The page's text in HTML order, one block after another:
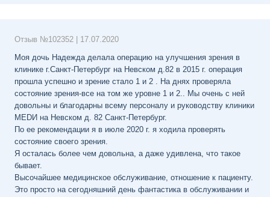
Отзыв №102352
17.07.2020
Моя дочь Надежда делала операцию на улучшения зрения в
клинике г.Санкт-Петербург на Невском д.82 в 2015 г. операция
прошла успешно и зрение стало 1 и 2 . На днях проверяла
состояние зрения-все на том же уровне 1 и 2.. Мы очень с ней
довольны и благодарны всему персоналу и руководству клиники
MЕDИ на Невском д. 82 Санкт-Петербург.
По ее рекомендации я в июле 2020 г. я ходила проверять
состояние своего зрения.
Я осталась более чем довольна, а даже удивлена, что такое
бывает.
Высочайшее медицинское обслуживание, отношение к пациенту.
Это просто на сегодняшний день фантастика в обслуживании и